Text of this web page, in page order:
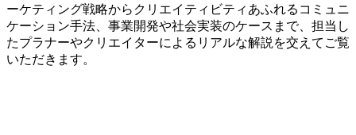
ーケティング戦略からクリエイティビティあふれるコミュニ
ケーション手法、事業開発や社会実装のケースまで、担当し
たプラナーやクリエイターによるリアルな解説を交えてご覧
いただきます。